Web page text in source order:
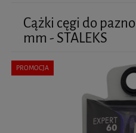
Cążki cęgi do
mm - STALEKS
PROMOCJA